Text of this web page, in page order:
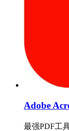
Adobe
最强PDF工